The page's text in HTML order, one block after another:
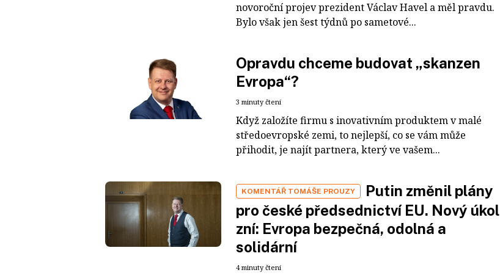
novoroční projev prezident Václav Havel a měl pravdu.
Bylo však jen šest týdnů po sametové...
Opravdu chceme budovat „skanzen
Evropa“?
3 minuty čtení
Když založíte firmu s inovativním produktem v malé
středoevropské zemi, to nejlepší, co se vám může
přihodit, je najít partnera, který ve vašem...
KOMENTÁŘ TOMÁŠE PROUZY
Putin změnil plány
pro české předsednictví EU. Nový úkol
zní: Evropa bezpečná, odolná a
solidární
4 minuty čtení